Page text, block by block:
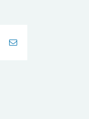
Pinterest
E-